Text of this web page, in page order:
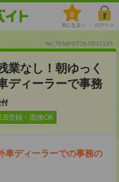
0
気になる！ ログイン
No.TEMPGT26-0537195
業なし！朝ゆっく
ディーラーで事務
登録・面接OK
車ディーラーでの事務の